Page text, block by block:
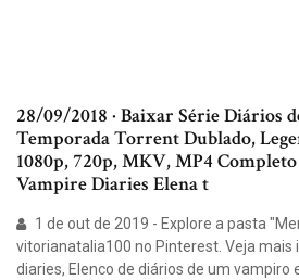
28/09/2018 · Baixar Série Diários
Temporada Torrent Dublado,
1080p, 720p, MKV, MP4
Vampire Diaries Elena t
1 de out de 2019 - Explore a pasta
vitorianatalia100 no Pinterest. Veja mais
diaries, Elenco de diários de um vampiro